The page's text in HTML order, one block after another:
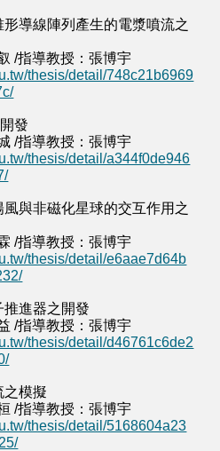
導線陣列產生的電漿噴流之
/指導教授：張博宇
thesis/detail/748c21b6969
發
/指導教授：張博宇
thesis/detail/a344f0de946
與非磁化星球的交互作用之
/指導教授：張博宇
thesis/detail/e6aae7d64b
進器之開發
/指導教授：張博宇
thesis/detail/d46761c6de2
之模擬
/指導教授：張博宇
thesis/detail/5168604a23